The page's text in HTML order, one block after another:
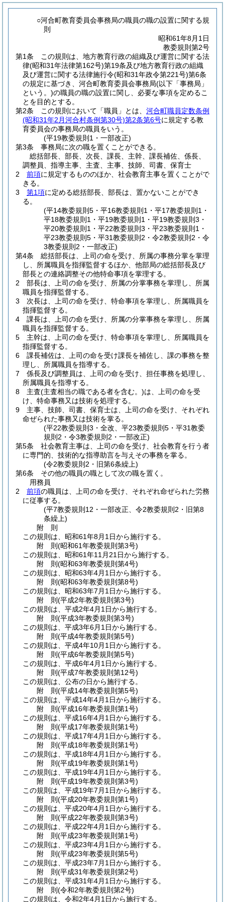
○河合町教育委員会事務局の職員の職の設置に関する規
則
昭和61年8月1日
教委規則第2号
第1条
この規則は、地方教育行政の組織及び運営に関する法
律(昭和31年法律第162号)第19条及び地方教育行政の組織
及び運営に関する法律施行令(昭和31年政令第221号)第6条
の規定に基づき、河合町教育委員会事務局(以下「事務局」
という。)の職員の職の設置に関し、必要な事項を定めるこ
とを目的とする。
第2条
この規則において「職員」とは、 河合町職員定数条例
(昭和31年2月河合村条例第30号)第2条第6号に規定する教
育委員会の事務局の職員をいう。
(平19教委規則1・一部改正)
第3条
事務局に次の職を置くことができる。
総括部長、部長、次長、課長、主幹、課長補佐、係長、
調整員、指導主事、主査、主事、技師、司書、保育士
2
前項に規定するもののほか、社会教育主事を置くことがで
きる。
3
第1項に定める総括部長、部長は、置かないことができ
る。
(平14教委規則5・平16教委規則1・平17教委規則1・
平18教委規則1・平19教委規則1・平19教委規則3・
平20教委規則1・平22教委規則3・平23教委規則1・
平23教委規則5・平31教委規則2・令2教委規則2・令
3教委規則2・一部改正)
第4条
総括部長は、上司の命を受け、所属の事務分掌を掌理
し、所属職員を指揮監督するほか、他部局の総括部長及び
部長との連絡調整その他特命事項を掌理する。
2
部長は、上司の命を受け、所属の分掌事務を掌理し、所属
職員を指揮監督する。
3
次長は、上司の命を受け、特命事項を掌理し、所属職員を
指揮監督する。
4
課長は、上司の命を受け、所属の分掌事務を掌理し、所属
職員を指揮監督する。
5
主幹は、上司の命を受け、特命事項を掌理し、所属職員を
指揮監督する。
6
課長補佐は、上司の命を受け課長を補佐し、課の事務を整
理し、所属職員を指導する。
7
係長及び調整員は、上司の命を受け、担任事務を処理し、
所属職員を指導する。
8
主査(主査相当の職である者を含む。)は、上司の命を受
け、特命事務又は技術を処理する。
9
主事、技師、司書、保育士は、上司の命を受け、それぞれ
命ぜられた事務又は技術を掌る。
(平22教委規則3・全改、平23教委規則5・平31教委
規則2・令3教委規則2・一部改正)
第5条
社会教育主事は、上司の命を受け、社会教育を行う者
に専門的、技術的な指導助言を与えその事務を掌る。
(令2教委規則2・旧第6条繰上)
第6条
その他の職員の職として次の職を置く。
用務員
2
前項の職員は、上司の命を受け、それぞれ命ぜられた労務
に従事する。
(平7教委規則12・一部改正、令2教委規則2・旧第8
条繰上)
附 則
この規則は、昭和61年8月1日から施行する。
附 則(昭和61年教委規則第3号)
この規則は、昭和61年11月21日から施行する。
附 則(昭和63年教委規則第4号)
この規則は、昭和63年4月1日から施行する。
附 則(昭和63年教委規則第8号)
この規則は、昭和63年7月1日から施行する。
附 則(平成2年教委規則第3号)
この規則は、平成2年4月1日から施行する。
附 則(平成3年教委規則第3号)
この規則は、平成3年6月1日から施行する。
附 則(平成4年教委規則第5号)
この規則は、平成4年10月1日から施行する。
附 則(平成6年教委規則第5号)
この規則は、平成6年4月1日から施行する。
附 則(平成7年教委規則第12号)
この規則は、公布の日から施行する。
附 則(平成14年教委規則第5号)
この規則は、平成14年4月1日から施行する。
附 則(平成16年教委規則第1号)
この規則は、平成16年4月1日から施行する。
附 則(平成17年教委規則第1号)
この規則は、平成17年4月1日から施行する。
附 則(平成18年教委規則第1号)
この規則は、平成18年4月1日から施行する。
附 則(平成19年教委規則第1号)
この規則は、平成19年4月1日から施行する。
附 則(平成19年教委規則第3号)
この規則は、平成19年7月1日から施行する。
附 則(平成20年教委規則第1号)
この規則は、平成20年4月1日から施行する。
附 則(平成22年教委規則第3号)
この規則は、平成22年4月1日から施行する。
附 則(平成23年教委規則第1号)
この規則は、平成23年4月1日から施行する。
附 則(平成23年教委規則第5号)
この規則は、平成23年7月1日から施行する。
附 則(平成31年教委規則第2号)
この規則は、平成31年4月1日から施行する。
附 則(令和2年教委規則第2号)
この規則は、令和2年4月1日から施行する。